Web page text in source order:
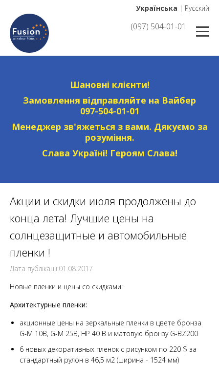
Українська | Русский
(097) 504-01-01
Шановні клієнти!
Замовлення відправляйте на Вайбер
097-504-01-01
Менеджер зв'яжеться з вами. Дякуємо за
розуміння.
Слава Україні! Героям Слава!
Акции и скидки июля продолжены до
конца лета! Лучшие цены на
солнцезащитные и автомобильные
пленки !
Дата публікації:01.08.2017
Новые пленки и цены со скидками:
Архитектурные пленки:
акционные цены на зеркальные пленки в цвете бронза
G-M 10B, G-M 25B, HP 40 B и матовую бронзу G-BZ200
6 новых декоративных пленок с рисунком по 220 $ за
стандартный рулон в 46,5 м2 (ширина - 1524 мм)